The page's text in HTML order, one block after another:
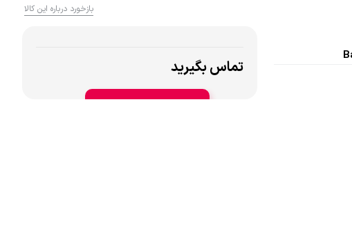
بازخورد درباره این کالا
تماس بگیرید